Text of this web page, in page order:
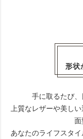
形状
手に取るたび、
上質なレザーや美し
面
あなたのライフスタ